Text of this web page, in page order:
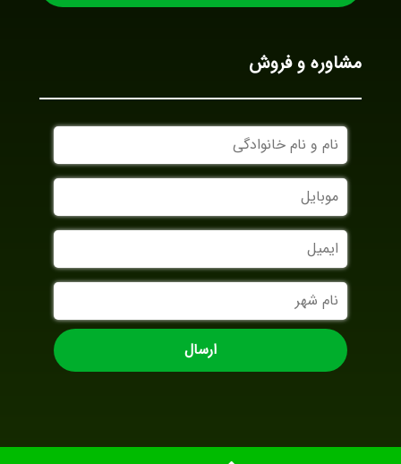
مشاوره و فروش
نام
و
نام
خانوادگی
موبایل
ایمیل
نام
شهر